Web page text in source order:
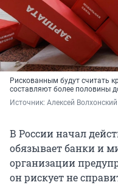
Рискованным будут считать
составляют более половины
Источник: Алексей
В России начал
обязывает банки и
организации
он рискует не